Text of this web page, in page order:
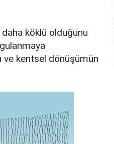
daha köklü olduğunu
ve kentsel dönüşümün